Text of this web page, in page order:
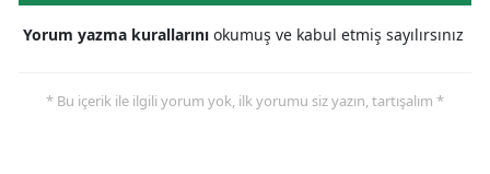
Yorum yazma kurallarını okumuş ve kabul etmiş sayılırsınız
* Bu içerik ile ilgili yorum yok, ilk yorumu siz yazın, tartışalım *